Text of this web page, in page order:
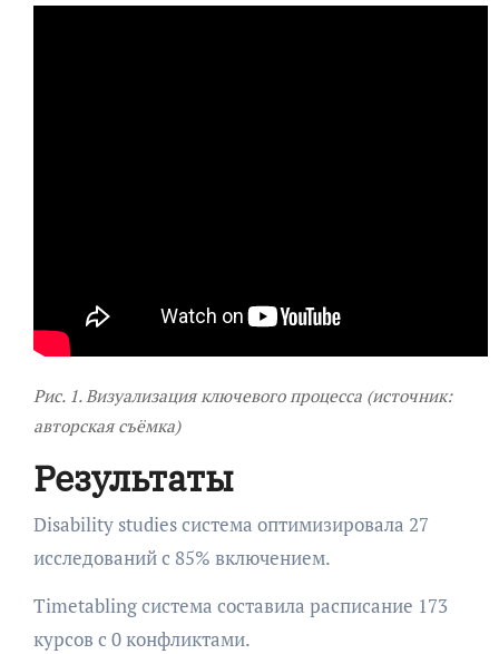
Рис. 1. Визуализация ключевого процесса (источник:
авторская съёмка)
Результаты
Disability studies система оптимизировала 27
исследований с 85% включением.
Timetabling система составила расписание 173
курсов с 0 конфликтами.